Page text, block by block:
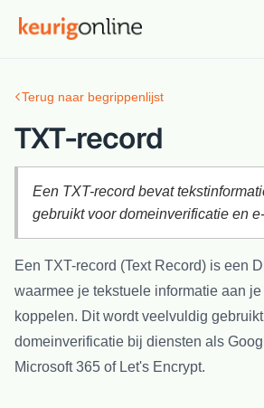
Hosting
Hosting & servers
Domeinnaam
Registreer je domein
Ontdek
Blog & tools
Webmail
Je mail bekijken in een online omgeving
Terug naar begrippenlijst
TXT-record
Een TXT-record bevat
gebruikt voor domeinverificatie en
Een TXT-record (Text Record) is een
waarmee je tekstuele informatie aan
koppelen. Dit wordt veelvuldig
domeinverificatie bij diensten als
Microsoft 365 of Let's Encrypt.